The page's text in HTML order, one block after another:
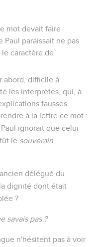
mot devait faire
Paul paraissait ne pas
caractère de
abord, difficile à
les interprètes, qui, à
fausses.
à la lettre ce mot :
ignorait que celui
le souverain
délégué du
dignité dont était
?
savais pas ?
n'hésitent pas à voir